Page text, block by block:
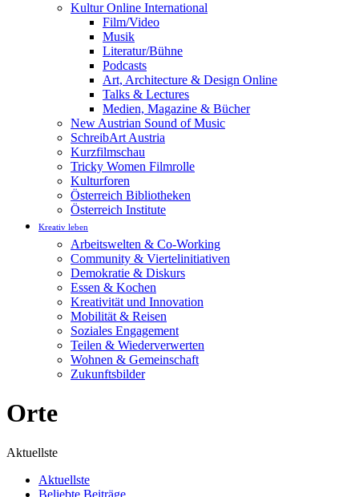
Kultur Online International
Film/Video
Musik
Literatur/Bühne
Podcasts
Art, Architecture & Design Online
Talks & Lectures
Medien, Magazine & Bücher
New Austrian Sound of Music
SchreibArt Austria
Kurzfilmschau
Tricky Women Filmrolle
Kulturforen
Österreich Bibliotheken
Österreich Institute
Kreativ leben
Arbeitswelten & Co-Working
Community & Viertelinitiativen
Demokratie & Diskurs
Essen & Kochen
Kreativität und Innovation
Mobilität & Reisen
Soziales Engagement
Teilen & Wiederverwerten
Wohnen & Gemeinschaft
Zukunftsbilder
Orte
Aktuellste
Aktuellste
Beliebte Beiträge